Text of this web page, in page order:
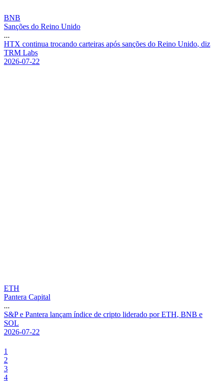
BNB
Sanções do Reino Unido
...
HTX continua trocando carteiras após sanções do Reino Unido, diz
TRM Labs
2026-07-22
ETH
Pantera Capital
...
S&P e Pantera lançam índice de cripto liderado por ETH, BNB e
SOL
2026-07-22
1
2
3
4